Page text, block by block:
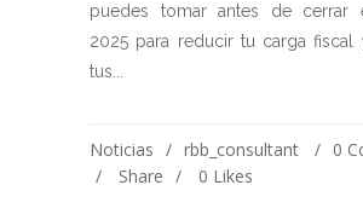
puedes tomar antes de cerrar
2025 para reducir tu carga fiscal
tus...
Noticias rbb_consultant
0
Share
0 Likes